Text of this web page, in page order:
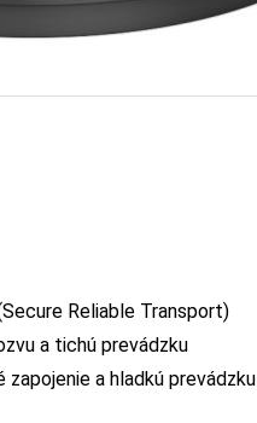
Reliable Transport)
a tichú prevádzku
a hladkú prevádzku